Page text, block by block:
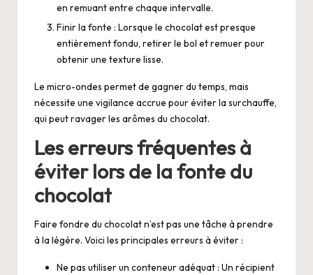
en remuant entre chaque intervalle.
Finir la fonte : Lorsque le chocolat est presque
entièrement fondu, retirer le bol et remuer pour
obtenir une texture lisse.
Le micro-ondes permet de gagner du temps, mais
nécessite une vigilance accrue pour éviter la surchauffe,
qui peut ravager les arômes du chocolat.
Les erreurs fréquentes à
éviter lors de la fonte du
chocolat
Faire fondre du chocolat n’est pas une tâche à prendre
à la légère. Voici les principales erreurs à éviter :
Ne pas utiliser un conteneur adéquat : Un récipient